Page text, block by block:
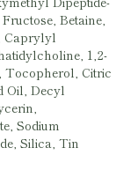
Betaine,
Caprylyl
1,2-
Tocopherol, Citric
Oil, Decyl
Sodium
Silica, Tin